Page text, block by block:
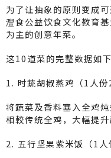
为了让抽象的原则变成
灃食公益饮食文化教育
为主的创意年菜。
这10道菜的完整数据如下
1. 时蔬胡椒蒸鸡（1人份
将蔬菜及香料塞入全鸡
相較传统全鸡，大幅提升
2. 五行坚果紫米饭（1人